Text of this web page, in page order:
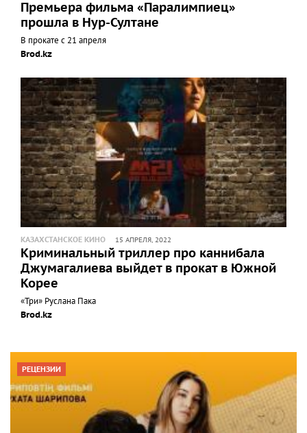
Премьера фильма «Паралимпиец»
прошла в Нур-Султане
В прокате с 21 апреля
Brod.kz
КАЗАХСТАНСКОЕ КИНО 15 АПРЕЛЯ, 2022
Криминальный триллер про каннибала
Джумагалиева выйдет в прокат в Южной
Корее
«Три» Руслана Пака
Brod.kz
РЕЦЕНЗИИ